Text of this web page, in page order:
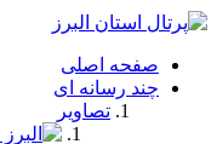
فصد
شرق
تهران
خشکشویی
صفحه اصلی
چند رسانه ای
تصاویر